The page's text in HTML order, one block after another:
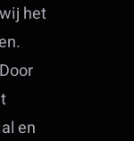
het
en